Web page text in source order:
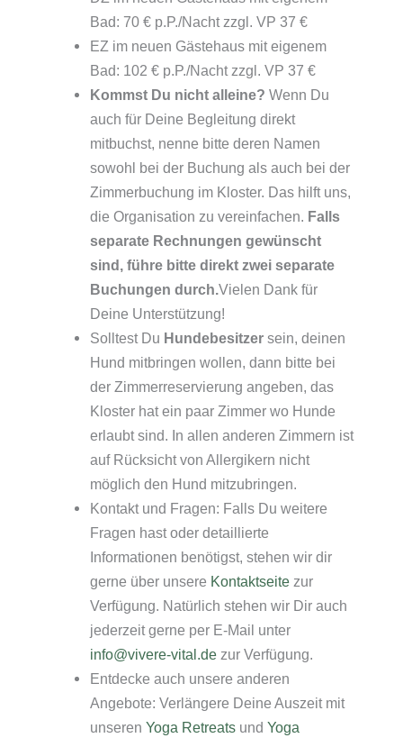
Bad: 70 € p.P./Nacht zzgl. VP 37 €
EZ im neuen Gästehaus mit eigenem
Bad: 102 € p.P./Nacht zzgl. VP 37 €
Kommst Du nicht alleine?Wenn Du
auch für Deine Begleitung direkt
mitbuchst, nenne bitte deren Namen
sowohl bei der Buchung als auch bei der
Zimmerbuchung im Kloster. Das hilft uns,
die Organisation zu vereinfachen. Falls
separate Rechnungen gewünscht
sind, führe bitte direkt zwei separate
Buchungen durch.Vielen Dank für
Deine Unterstützung!
Solltest Du Hundebesitzer sein, deinen
Hund mitbringen wollen, dann bitte bei
der Zimmerreservierung angeben, das
Kloster hat ein paar Zimmer wo Hunde
erlaubt sind. In allen anderen Zimmern ist
auf Rücksicht von Allergikern nicht
möglich den Hund mitzubringen.
Kontakt und Fragen: Falls Du weitere
Fragen hast oder detaillierte
Informationen benötigst, stehen wir dir
gerne über unsere Kontaktseite zur
Verfügung. Natürlich stehen wir Dir auch
jederzeit gerne per E-Mail unter
info@vivere-vital.de zur Verfügung.
Entdecke auch unsere anderen
Angebote: Verlängere Deine Auszeit mit
unserenYoga Retreats undYoga